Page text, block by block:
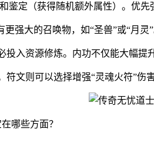
定（获得随机额外属性）。优先
强大的召唤物，如“圣兽”或“月
入资源修炼。内功不仅能大幅提
文则可以选择增强“灵魂火符”伤
哪些方面？